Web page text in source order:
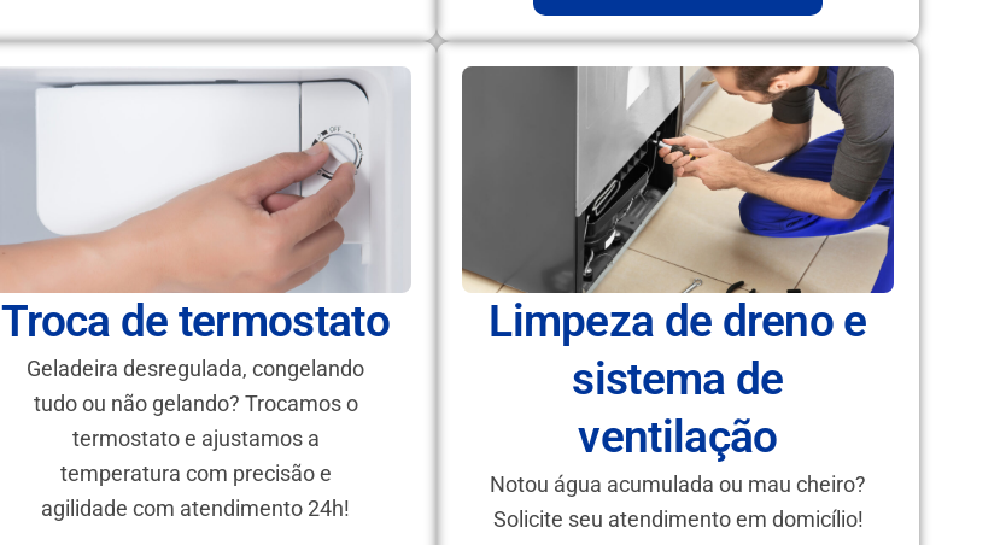
Troca de termostato
Geladeira desregulada, congelando
tudo ou não gelando? Trocamos o
termostato e ajustamos a
temperatura com precisão e
agilidade com atendimento 24h!
Limpeza de dreno e
sistema de
ventilação
Notou água acumulada ou mau cheiro?
Solicite seu atendimento em domicílio!